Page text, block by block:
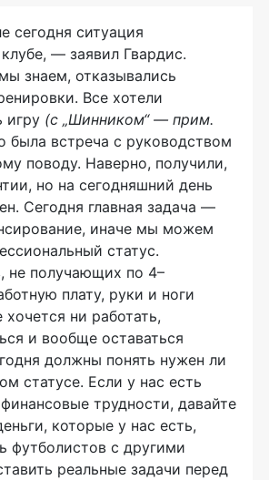
сегодня ситуация
— заявил Гвардис.
знаем, отказывались
Все хотели
игру (с „Шинником“ — прим.
была встреча с руководством
поводу. Наверно, получили,
но на сегодняшний день
Сегодня главная задача —
иначе мы можем
статус.
не получающих по 4–
плату, руки и ноги
ни работать,
и вообще оставаться
должны понять нужен ли
статусе. Если у нас есть
трудности, давайте
которые у нас есть,
футболистов с другими
реальные задачи перед